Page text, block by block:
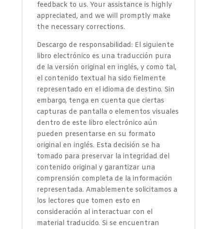
feedback to us. Your assistance is highly
appreciated, and we will promptly make
the necessary corrections.
Descargo de responsabilidad: El siguiente
libro electrónico es una traducción pura
de la versión original en inglés, y como tal,
el contenido textual ha sido fielmente
representado en el idioma de destino. Sin
embargo, tenga en cuenta que ciertas
capturas de pantalla o elementos visuales
dentro de este libro electrónico aún
pueden presentarse en su formato
original en inglés. Esta decisión se ha
tomado para preservar la integridad del
contenido original y garantizar una
comprensión completa de la información
representada. Amablemente solicitamos a
los lectores que tomen esto en
consideración al interactuar con el
material traducido. Si se encuentran